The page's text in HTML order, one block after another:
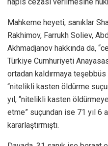
Mahkeme heyeti, sanıklar
Rakhimov, Farrukh Soliev,
Akhmadjanov hakkında da,
Türkiye Cumhuriyeti
ortadan kaldırmaya
“nitelikli kasten öldürme
yıl, “nitelikli kasten
etme” suçundan ise 71 yıl 6
kararlaştırmıştı.